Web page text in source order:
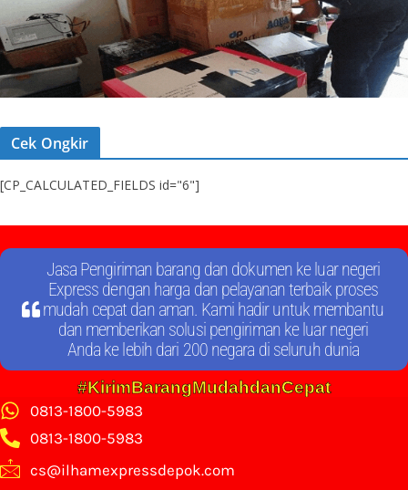
Cek Ongkir
[CP_CALCULATED_FIELDS id="6"]
Jasa Pengiriman barang dan dokumen ke luar negeri
Express dengan harga dan pelayanan terbaik proses
mudah cepat dan aman. Kami hadir untuk membantu
dan memberikan solusi pengiriman ke luar negeri
Anda ke lebih dari 200 negara di seluruh dunia
#KirimBarangMudahdanCepat
0813-1800-5983
0813-1800-5983
cs@ilhamexpressdepok.com